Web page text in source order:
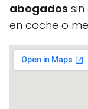
abogados
en coche o